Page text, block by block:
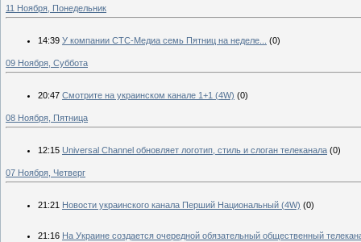
11 Ноября, Понедельник
14:39 У компании СТС-Медиа семь Пятниц на неделе... (0)
09 Ноября, Суббота
20:47 Смотрите на украинском канале 1+1 (4W) (0)
08 Ноября, Пятница
12:15 Universal Channel обновляет логотип, стиль и слоган телеканала (0)
07 Ноября, Четверг
21:21 Новости украинского канала Перший Национальный (4W) (0)
21:16 На Украине создается очередной обязательный общественный